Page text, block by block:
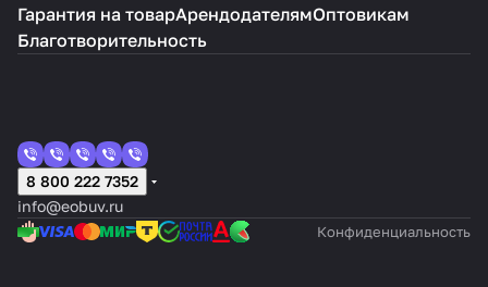
Гарантия на товарАрендодателямОптовикам
Благотворительность
8 800 222 7352
info@eobuv.ru
Конфиденциальность